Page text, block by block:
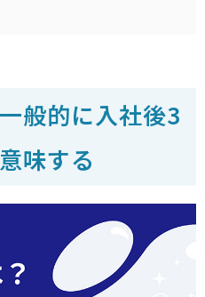
般的に入社後3
味する